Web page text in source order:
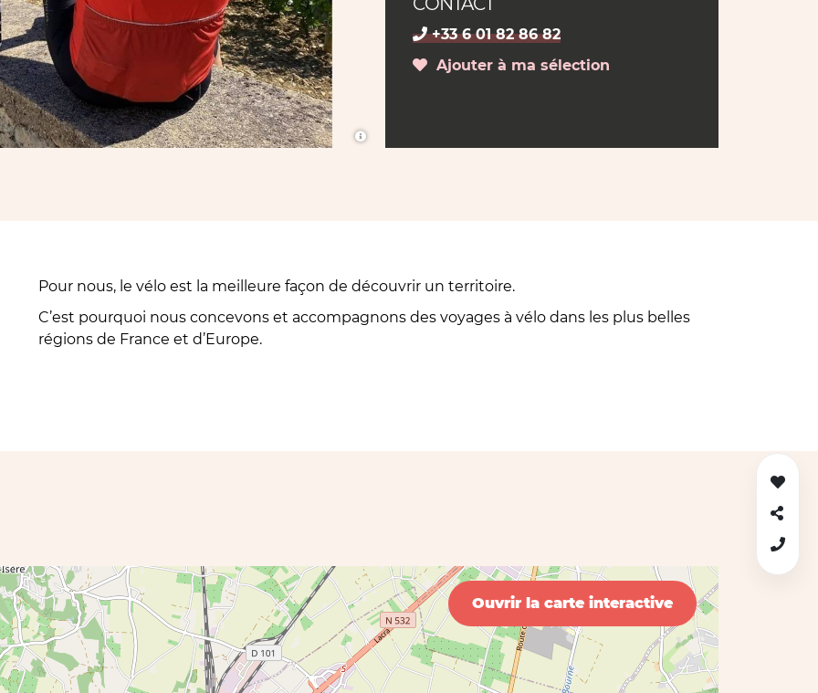
+33 6 01 82 86 82
Ajouter à ma sélection
Pour nous, le vélo est la meilleure façon de découvrir un territoire.
C’est pourquoi nous concevons et accompagnons des voyages à vélo dans les plus belles
régions de France et d’Europe.
Ouvrir la carte interactive